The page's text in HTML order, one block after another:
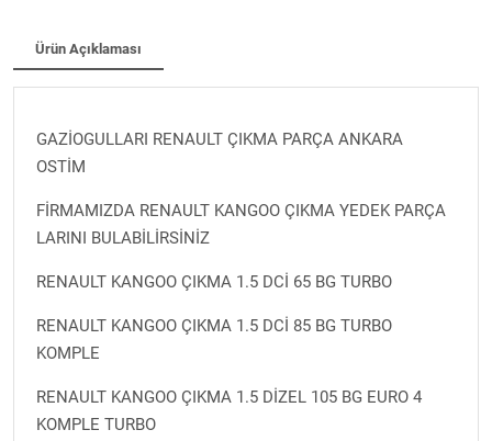
Ürün Açıklaması
GAZİOGULLARI RENAULT ÇIKMA PARÇA ANKARA
OSTİM
FİRMAMIZDA RENAULT KANGOO ÇIKMA YEDEK PARÇA
LARINI BULABİLİRSİNİZ
RENAULT KANGOO ÇIKMA 1.5 DCİ 65 BG TURBO
RENAULT KANGOO ÇIKMA 1.5 DCİ 85 BG TURBO
KOMPLE
RENAULT KANGOO ÇIKMA 1.5 DİZEL 105 BG EURO 4
KOMPLE TURBO